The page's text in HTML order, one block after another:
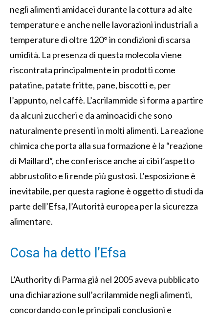
negli alimenti amidacei durante la cottura ad alte
temperature e anche nelle lavorazioni industriali a
temperature di oltre 120° in condizioni di scarsa
umidità. La presenza di questa molecola viene
riscontrata principalmente in prodotti come
patatine, patate fritte, pane, biscotti e, per
l’appunto, nel caffè. L’acrilammide si forma a partire
da alcuni zuccheri e da aminoacidi che sono
naturalmente presenti in molti alimenti. La reazione
chimica che porta alla sua formazione è la “reazione
di Maillard”, che conferisce anche ai cibi l’aspetto
abbrustolito e li rende più gustosi. L’esposizione è
inevitabile, per questa ragione è oggetto di studi da
parte dell’Efsa, l’Autorità europea per la sicurezza
alimentare.
Cosa ha detto l’Efsa
L’Authority di Parma già nel 2005 aveva pubblicato
una dichiarazione sull’acrilammide negli alimenti,
concordando con le principali conclusioni e